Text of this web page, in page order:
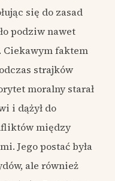
się do zasad
podziw nawet
Ciekawym faktem
strajków
moralny starał
i dążył do
między
Jego postać była
ale również